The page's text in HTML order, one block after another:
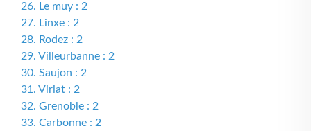
26. Le muy : 2
27. Linxe : 2
28. Rodez : 2
29. Villeurbanne : 2
30. Saujon : 2
31. Viriat : 2
32. Grenoble : 2
33. Carbonne : 2